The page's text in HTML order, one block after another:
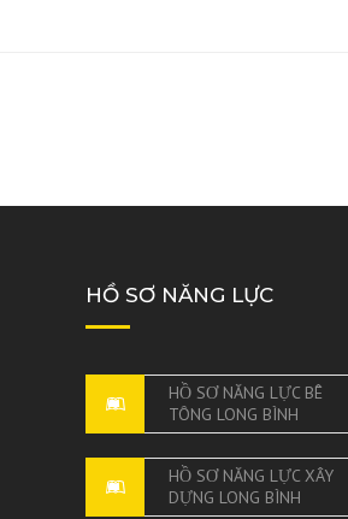
HỒ SƠ NĂNG LỰC
HỒ SƠ NĂNG LỰC BÊ
TÔNG LONG BÌNH
HỒ SƠ NĂNG LỰC XÂY
DỰNG LONG BÌNH